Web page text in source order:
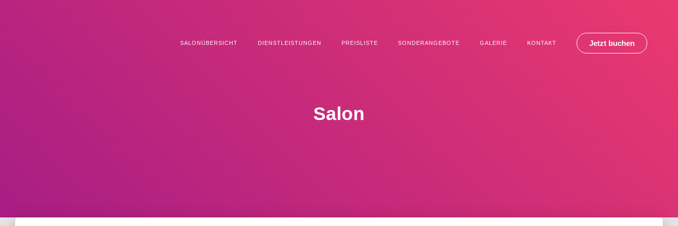
SALONÜBERSICHT DIENSTLEISTUNGEN PREISLISTE SONDERANGEBOTE GALERIE KONTAKT Jetzt buchen
Salon